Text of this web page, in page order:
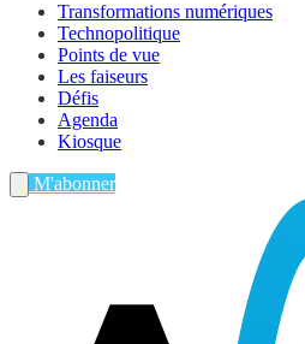
Transformations numériques
Technopolitique
Points de vue
Les faiseurs
Défis
Agenda
Kiosque
M'abonner